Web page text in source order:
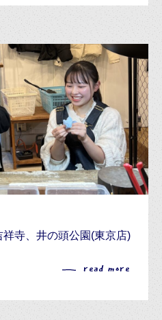
寺、井の頭公園(東京店)
read more